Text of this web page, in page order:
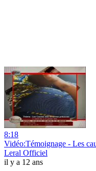
8:18
Vidéo:Témoignage - Les
Leral Officiel
il y a 12 ans